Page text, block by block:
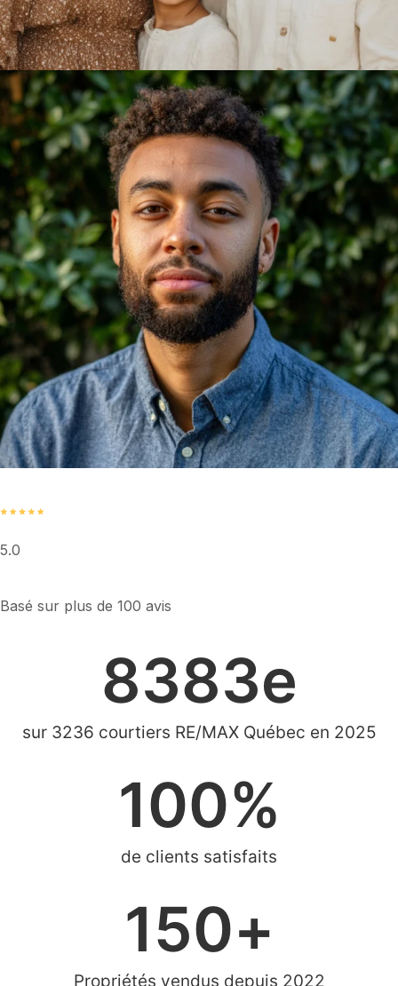
5.0
Basé sur plus de 100 avis
sur 3236 courtiers RE/MAX Québec en 2025
8383e
de clients satisfaits
100%
Propriétés vendus depuis 2022
150+